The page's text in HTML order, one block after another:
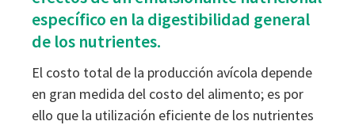
específico en la digestibilidad general
de los nutrientes.
El costo total de la producción avícola depende
en gran medida del costo del alimento; es por
ello que la utilización eficiente de los nutrientes